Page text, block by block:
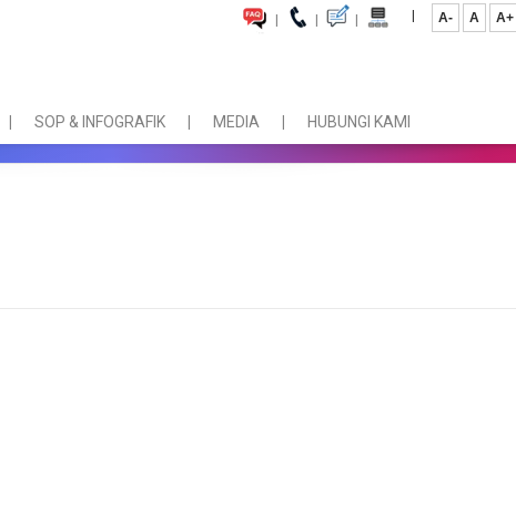
| | | | A- A A+
SOP & INFOGRAFIK MEDIA HUBUNGI KAMI